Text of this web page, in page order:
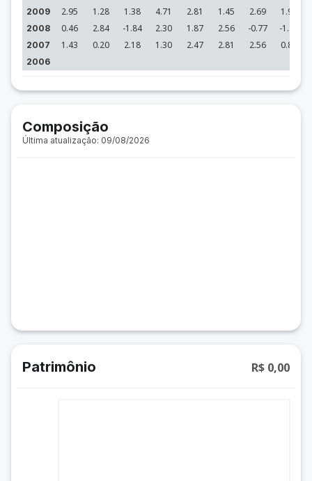
2009 2.95 1.28 1.38 4.71 2.81 1.45 2.69 1.94
2008 0.46 2.84 -1.84 2.30 1.87 2.56 -0.77 -1.42
2007 1.43 0.20 2.18 1.30 2.47 2.81 2.56 0.84
2006
Composição
Última atualização: 09/08/2026
Patrimônio R$ 0,00